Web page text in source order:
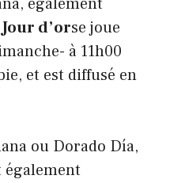
Jour d’orse joue
à 11h00
et est diffusé en
ou Dorado Día,
également